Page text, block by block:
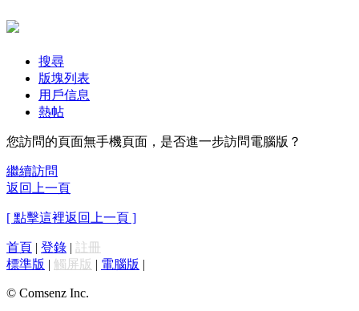
搜尋
版塊列表
用戶信息
熱帖
您訪問的頁面無手機頁面，是否進一步訪問電腦版？
繼續訪問
返回上一頁
[ 點擊這裡返回上一頁 ]
首頁 | 登錄 | 註冊
標準版 | 觸屏版 | 電腦版 |
© Comsenz Inc.